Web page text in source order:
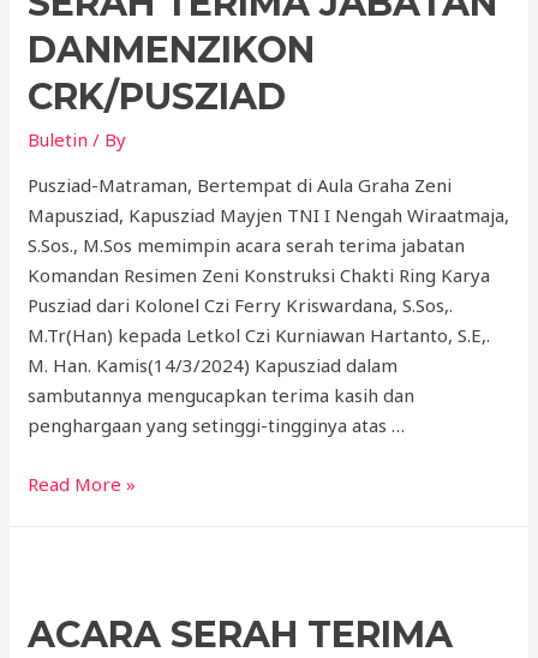
DANMENZIKON
CRK/PUSZIAD
Buletin / By
Pusziad-Matraman, Bertempat di Aula Graha Zeni
Mapusziad, Kapusziad Mayjen TNI I Nengah Wiraatmaja,
S.Sos., M.Sos memimpin acara serah terima jabatan
Komandan Resimen Zeni Konstruksi Chakti Ring Karya
Pusziad dari Kolonel Czi Ferry Kriswardana, S.Sos,.
M.Tr(Han) kepada Letkol Czi Kurniawan Hartanto, S.E,.
M. Han. Kamis(14/3/2024) Kapusziad dalam
sambutannya mengucapkan terima kasih dan
penghargaan yang setinggi-tingginya atas …
Read More »
ACARA SERAH TERIMA